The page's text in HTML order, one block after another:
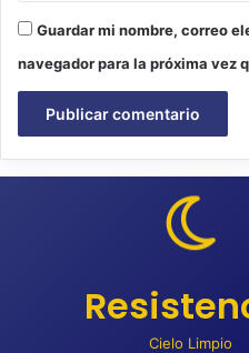
Guardar mi nombre, correo
navegador para la próxima vez
Cielo Limpio